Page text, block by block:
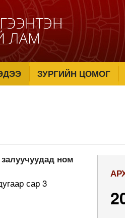
ЗУРГИЙН ЦОМОГ
ном
сар 3